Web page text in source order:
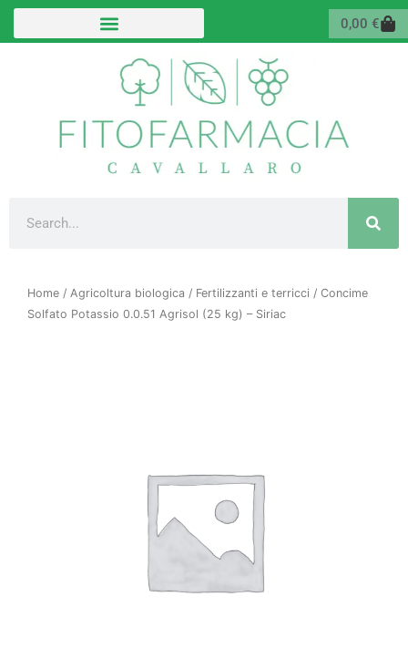
Vai
0,00 €
Home / Agricoltura biologica / Fertilizzanti e terricci / Concime
Solfato Potassio 0.0.51 Agrisol (25 kg) – Siriac